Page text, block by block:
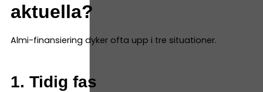
aktuella?
Almi-finansiering dyker ofta upp i tre situationer.
1. Tidig fas